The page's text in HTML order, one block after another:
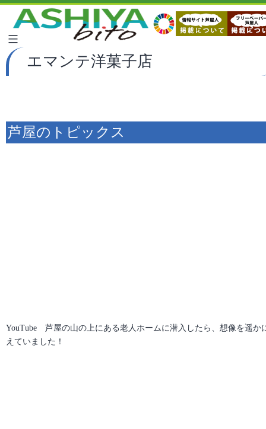
エマンテ洋菓子店
芦屋のトピックス
YouTube 芦屋の山の上にある老人ホームに潜入したら、想像を遥か
えていました！